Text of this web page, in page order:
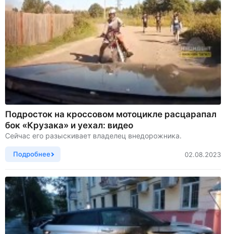
Подросток на кроссовом мотоцикле расцарапал
бок «Крузака» и уехал: видео
Сейчас его разыскивает владелец внедорожника.
Подробнее 02.08.2023